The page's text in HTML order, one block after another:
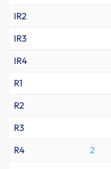
IR2
IR3
IR4
R1
R2
R3
R4
2